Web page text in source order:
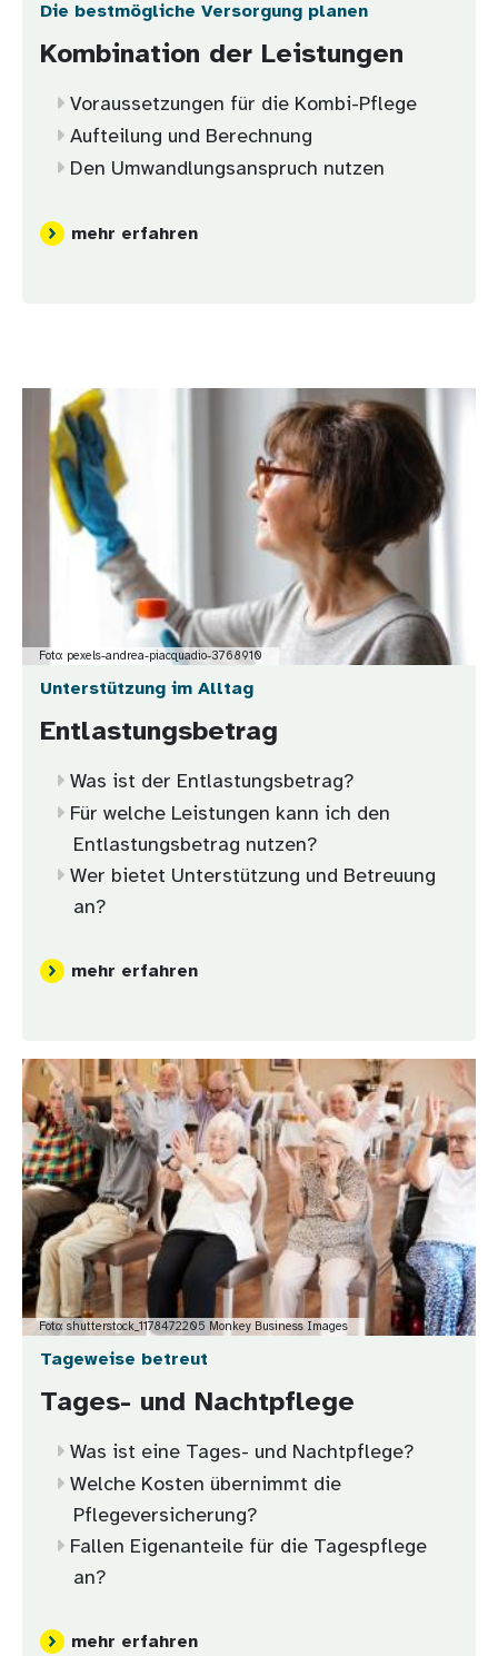
Die bestmögliche Versorgung planen
Kombination der Leistungen
Voraussetzungen für die Kombi-Pflege
Aufteilung und Berechnung
Den Umwandlungsanspruch nutzen
mehr erfahren
Foto: pexels-andrea-piacquadio-3768910
Unterstützung im Alltag
Entlastungsbetrag
Was ist der Entlastungsbetrag?
Für welche Leistungen kann ich den
Entlastungsbetrag nutzen?
Wer bietet Unterstützung und Betreuung
an?
mehr erfahren
Bild
Foto: shutterstock_1178472205 Monkey Business Images
Tageweise betreut
Tages- und Nachtpflege
Was ist eine Tages- und Nachtpflege?
Welche Kosten übernimmt die
Pflegeversicherung?
Fallen Eigenanteile für die Tagespflege
an?
mehr erfahren